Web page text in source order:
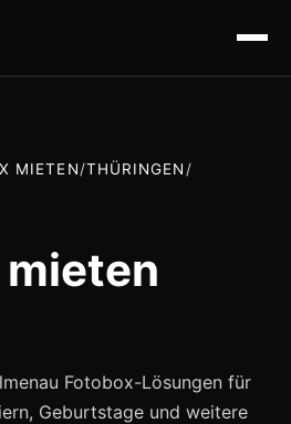
MIETEN/THÜRINGEN /
Fotobox-Lösungen für
Geburtstage und weitere